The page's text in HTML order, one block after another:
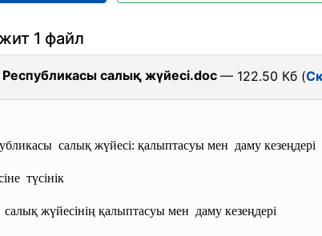
1 файл
Республикасы салық жүйесі.doc — 122.50 Кб (
салық жүйесі: қалыптасуы мен даму кезеңдері
түсінік
салық жүйесінің қалыптасуы мен даму кезеңдері